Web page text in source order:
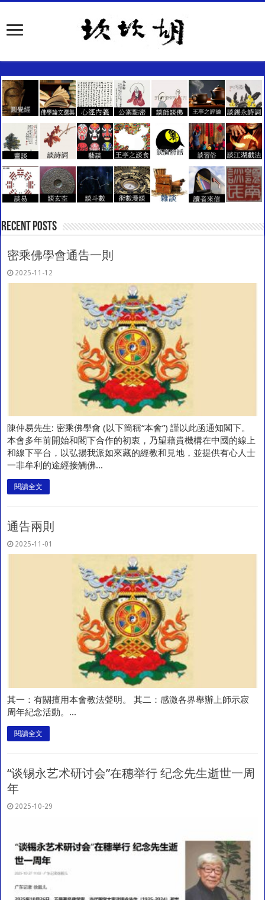
Recent Posts
密乘佛學會通告一則
2025-11-12
陳仲易先生: 密乘佛學會 (以下簡稱“本會”) 謹以此函通知閣下。
本會多年前開始和閣下合作的初衷，乃望藉貴機構在中國的線上
和線下平台，以弘揚我派如來藏的經教和見地，並提供有心人士
一非牟利的途經接觸佛...
閱讀全文
通告兩則
2025-11-01
其一：有關擅用本會教法聲明。 其二：感激各界舉辦上師示寂
周年紀念活動。...
閱讀全文
“谈锡永艺术研讨会”在穗举行 纪念先生逝世一周
年
2025-10-29